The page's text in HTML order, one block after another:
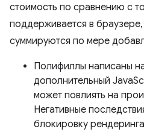
стоимость по сравнению с
поддерживается в браузере,
суммируются по мере
Полифиллы написаны
дополнительный
может повлиять на
Негативные
блокировку